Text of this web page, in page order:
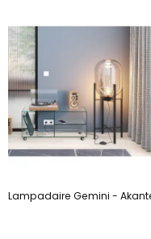
Lampadaire Gemini -